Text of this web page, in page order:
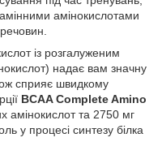
амінокислотами
із розгалуженим
надає вам значну
сприяє швидкому
BCAA Complete Amino
амінокислот та 2750 мг
у процесі синтезу білка